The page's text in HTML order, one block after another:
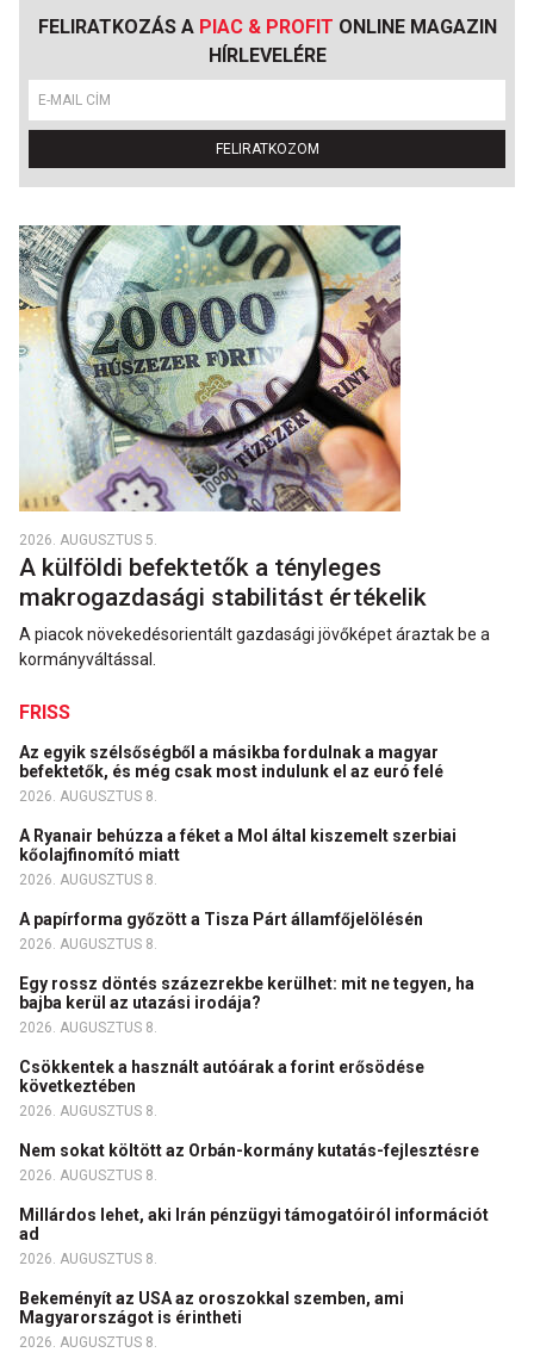
FELIRATKOZÁS A PIAC & PROFIT ONLINE MAGAZIN
HÍRLEVELÉRE
FELIRATKOZOM
2026. AUGUSZTUS 5.
A külföldi befektetők a tényleges
makrogazdasági stabilitást értékelik
A piacok növekedésorientált gazdasági jövőképet áraztak be a
kormányváltással.
FRISS
Az egyik szélsőségből a másikba fordulnak a magyar
befektetők, és még csak most indulunk el az euró felé
2026. AUGUSZTUS 8.
A Ryanair behúzza a féket a Mol által kiszemelt szerbiai
kőolajfinomító miatt
2026. AUGUSZTUS 8.
A papírforma győzött a Tisza Párt államfőjelölésén
2026. AUGUSZTUS 8.
Egy rossz döntés százezrekbe kerülhet: mit ne tegyen, ha
bajba kerül az utazási irodája?
2026. AUGUSZTUS 8.
Csökkentek a használt autóárak a forint erősödése
következtében
2026. AUGUSZTUS 8.
Nem sokat költött az Orbán-kormány kutatás-fejlesztésre
2026. AUGUSZTUS 8.
Millárdos lehet, aki Irán pénzügyi támogatóiról információt
ad
2026. AUGUSZTUS 8.
Bekeményít az USA az oroszokkal szemben, ami
Magyarországot is érintheti
2026. AUGUSZTUS 8.